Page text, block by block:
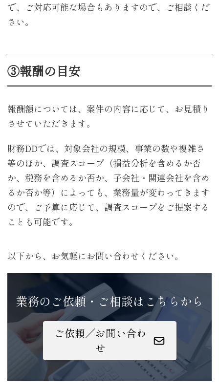
で、ご対応可能な場合もありますので、ご相談くだ
さい。
③報酬の目安
報酬額については、案件の内容に応じて、お見積り
させていただきます。
財務DDでは、対象会社の規模、事業の数や複雑さ
等のほか、調査スコープ（損益分析を含めるか否
か、税務を含めるか否か、子会社・関連会社を含め
るか否か等）によっても、業務量が変わってきます
ので、ご予算に応じて、調査スコープをご提案する
ことも可能です。
以下から、お気軽にお問い合わせください。
業務のご依頼・ご相談はこちらから
ご依頼／お問い合わ
せ